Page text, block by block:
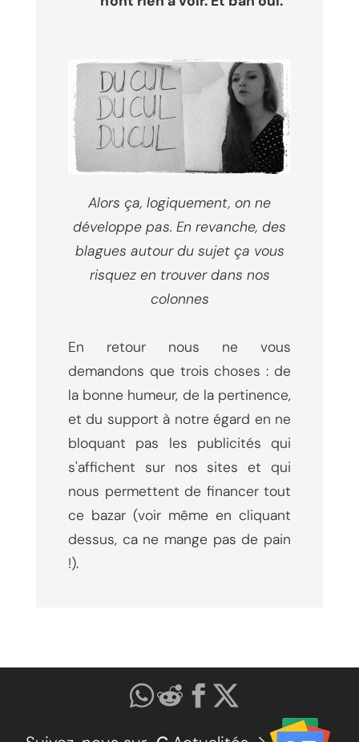
Alors ça, logiquement, on ne
développe pas. En revanche, des
blagues autour du sujet ça vous
risquez en trouver dans nos
colonnes
En retour nous ne vous
demandons que trois choses : de
la bonne humeur, de la pertinence,
et du support à notre égard en ne
bloquant pas les publicités qui
s'affichent sur nos sites et qui
nous permettent de financer tout
ce bazar (voir même en cliquant
dessus, ca ne mange pas de pain
!).